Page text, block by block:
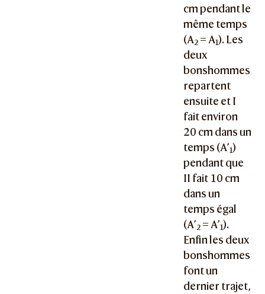
cm pendant le
même temps
(A2 = A1). Les
deux
bonshommes
repartent
ensuite et I
fait environ
20 cm dans un
temps (A’1)
pendant que
II fait 10 cm
dans un
temps égal
(A’2 = A’1).
Enfin les deux
bonshommes
font un
dernier trajet,